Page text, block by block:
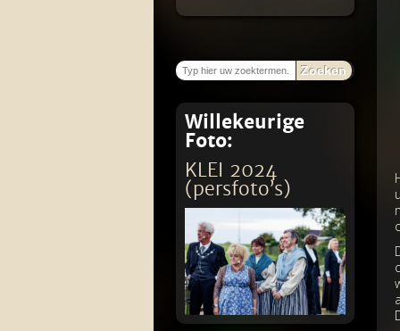
Zoeken
Willekeurige
Foto:
KLEI 2024
(persfoto’s)